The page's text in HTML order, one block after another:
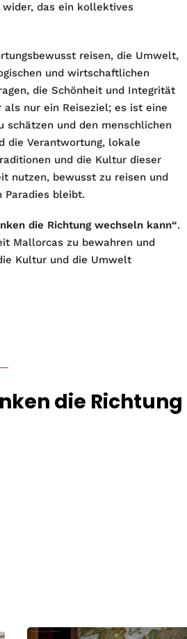
wider, das ein kollektives
reisen, die Umwelt,
und wirtschaftlichen
die Schönheit und Integrität
nur ein Reiseziel; es ist eine
schätzen und den menschlichen
die Verantwortung, lokale
und die Kultur dieser
nutzen, bewusst zu reisen und
Paradies bleibt.
die Richtung wechseln kann“.
Mallorcas zu bewahren und
Kultur und die Umwelt
die Richtung